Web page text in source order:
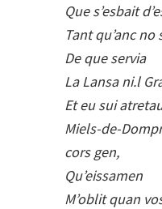
Que s’esbait
Tant qu’anc
De que servia
La Lansa ni.l
Et eu sui
Miels-de-
cors gen,
Qu’eissamen
M’oblit quan